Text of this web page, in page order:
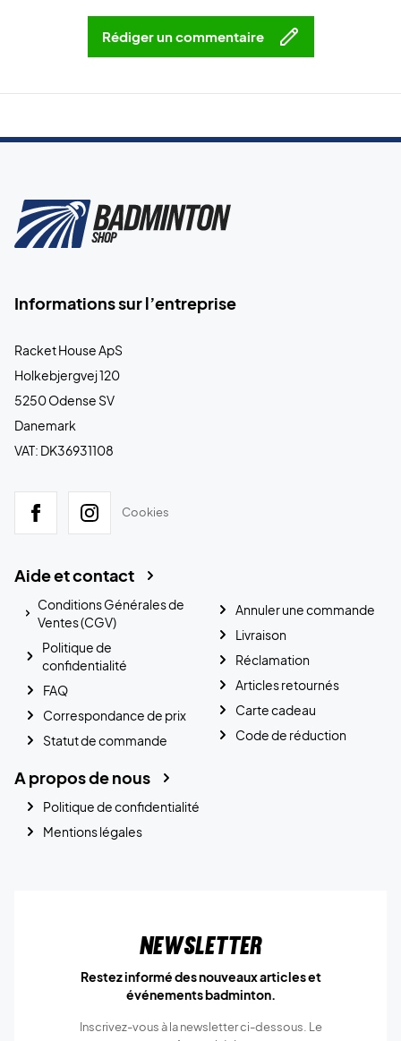
Rédiger un commentaire
Informations sur l’entreprise
Racket House ApS
Holkebjergvej 120
5250 Odense SV
Danemark
VAT: DK36931108
Cookies
Aide et contact
Conditions Générales de
Ventes (CGV)
Politique de
confidentialité
FAQ
Correspondance de prix
Statut de commande
Annuler une commande
Livraison
Réclamation
Articles retournés
Carte cadeau
Code de réduction
A propos de nous
Politique de confidentialité
Mentions légales
Newsletter
Restez informé des nouveaux articles et
événements badminton.
Inscrivez-vous à la newsletter ci-dessous. Le